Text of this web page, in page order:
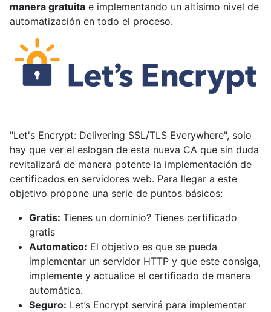
manera gratuita e implementando un altísimo nivel de
automatización en todo el proceso.
"Let's Encrypt: Delivering SSL/TLS Everywhere", solo
hay que ver el eslogan de esta nueva CA que sin duda
revitalizará de manera potente la implementación de
certificados en servidores web. Para llegar a este
objetivo propone una serie de puntos básicos:
Gratis: Tienes un dominio? Tienes certificado
gratis
Automatico: El objetivo es que se pueda
implementar un servidor HTTP y que este consiga,
implemente y actualice el certificado de manera
automática.
Seguro: Let’s Encrypt servirá para implementar